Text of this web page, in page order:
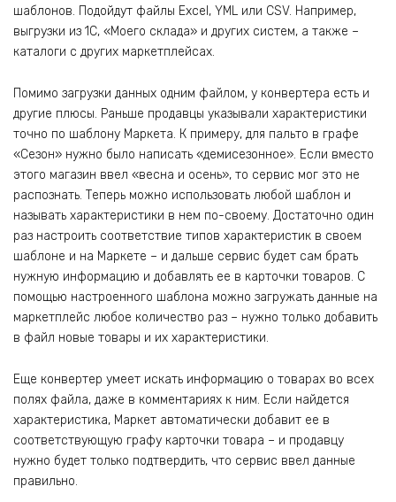
шаблонов. Подойдут файлы Excel, YML или CSV. Например,
выгрузки из 1С, «Моего склада» и других систем, а также –
каталоги с других маркетплейсах.
Помимо загрузки данных одним файлом, у конвертера есть и
другие плюсы. Раньше продавцы указывали характеристики
точно по шаблону Маркета. К примеру, для пальто в графе
«Сезон» нужно было написать «демисезонное». Если вместо
этого магазин ввел «весна и осень», то сервис мог это не
распознать. Теперь можно использовать любой шаблон и
называть характеристики в нем по-своему. Достаточно один
раз настроить соответствие типов характеристик в своем
шаблоне и на Маркете – и дальше сервис будет сам брать
нужную информацию и добавлять ее в карточки товаров. С
помощью настроенного шаблона можно загружать данные на
маркетплейс любое количество раз – нужно только добавить
в файл новые товары и их характеристики.
Еще конвертер умеет искать информацию о товарах во всех
полях файла, даже в комментариях к ним. Если найдется
характеристика, Маркет автоматически добавит ее в
соответствующую графу карточки товара – и продавцу
нужно будет только подтвердить, что сервис ввел данные
правильно.